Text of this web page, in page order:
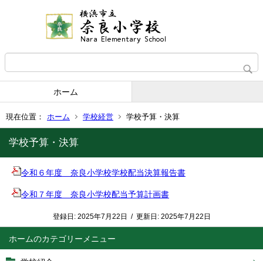
ホーム
現在位置： ホーム 学校経営 学校予算・決算
ホーム
学校予算・決算
令和６年度 奈良小学校学校配当決算報告書
令和７年度 奈良小学校配当予算計画書
登録日: 2025年7月22日 / 更新日: 2025年7月22日